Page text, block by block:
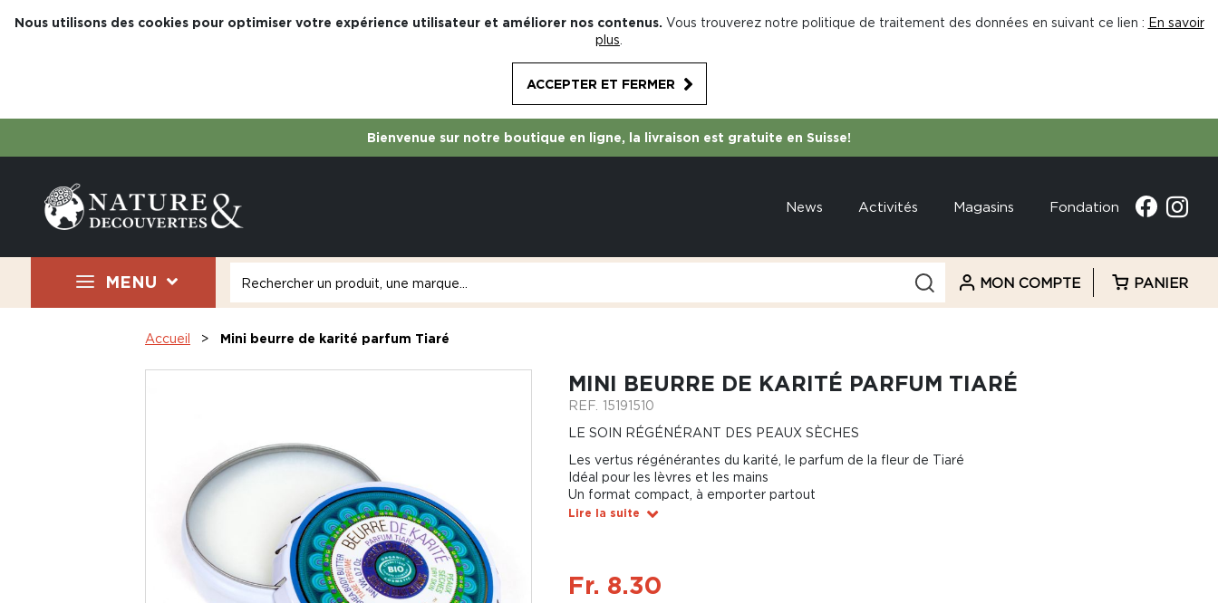
Nous utilisons des cookies pour optimiser votre expérience utilisateur et améliorer nos contenus. Vous trouverez notre politique de traitement des données en suivant ce lien : En savoir
plus
ACCEPTER ET FERMER
Bienvenue sur notre boutique en ligne, la livraison est gratuite en Suisse!
News Activités Magasins Fondation
MENU MON COMPTE PANIER
Accueil Mini beurre de karité parfum Tiaré
MINI BEURRE DE KARITÉ PARFUM TIARÉ
REF. 15191510
LE SOIN RÉGÉNÉRANT DES PEAUX SÈCHES
Les vertus régénérantes du karité, le parfum de la fleur de Tiaré
Idéal pour les lèvres et les mains
Un format compact, à emporter partout
Lire la suite
Fr. 8.30